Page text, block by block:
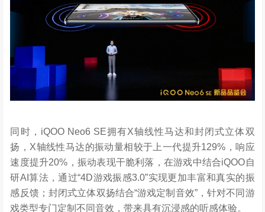
同时，iQOO Neo6 SE拥有X轴线性马达和封闭式立体双
扬，X轴线性马达的振动量相较于上一代提升129%，响应
速度提升20%，振动表现干脆利落，在游戏中结合iQOO自
研AI算法，通过“4D游戏振感3.0”实现更加丰富和真实的振
感反馈；封闭式立体双扬结合“游戏定制音效”，针对不同游
戏类型专门定制不同音效，带来具有沉浸感的听感体验。